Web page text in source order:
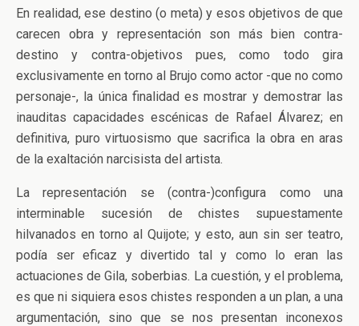
En realidad, ese destino (o meta) y esos objetivos de que
carecen obra y representación son más bien contra-
destino y contra-objetivos pues, como todo gira
exclusivamente en torno al Brujo como actor -que no como
personaje-, la única finalidad es mostrar y demostrar las
inauditas capacidades escénicas de Rafael Álvarez; en
definitiva, puro virtuosismo que sacrifica la obra en aras
de la exaltación narcisista del artista.
La representación se (contra-)configura como una
interminable sucesión de chistes supuestamente
hilvanados en torno al Quijote; y esto, aun sin ser teatro,
podía ser eficaz y divertido tal y como lo eran las
actuaciones de Gila, soberbias. La cuestión, y el problema,
es que ni siquiera esos chistes responden a un plan, a una
argumentación, sino que se nos presentan inconexos